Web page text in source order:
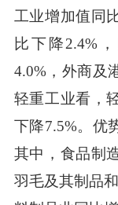
工业增加值同
比下降2.4%
4.0%，外商及
轻重工业看，
下降7.5%。优
其中，食品制
羽毛及其制品